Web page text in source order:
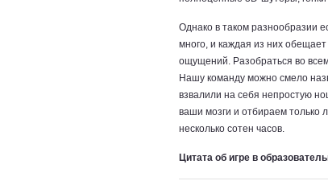
Однако в таком разнообразии
много, и каждая из них
ощущений. Разобраться во
Нашу команду можно смело
взвалили на себя непростую
ваши мозги и отбираем только
несколько сотен часов.
Цитата об игре в